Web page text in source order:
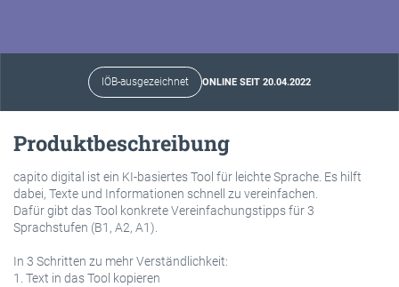
IÖB-ausgezeichnet ONLINE SEIT 20.04.2022
Produktbeschreibung
capito digital ist ein KI-basiertes Tool für leichte Sprache. Es hilft
dabei, Texte und Informationen schnell zu vereinfachen.
Dafür gibt das Tool konkrete Vereinfachungstipps für 3
Sprachstufen (B1, A2, A1).
In 3 Schritten zu mehr Verständlichkeit:
1. Text in das Tool kopieren